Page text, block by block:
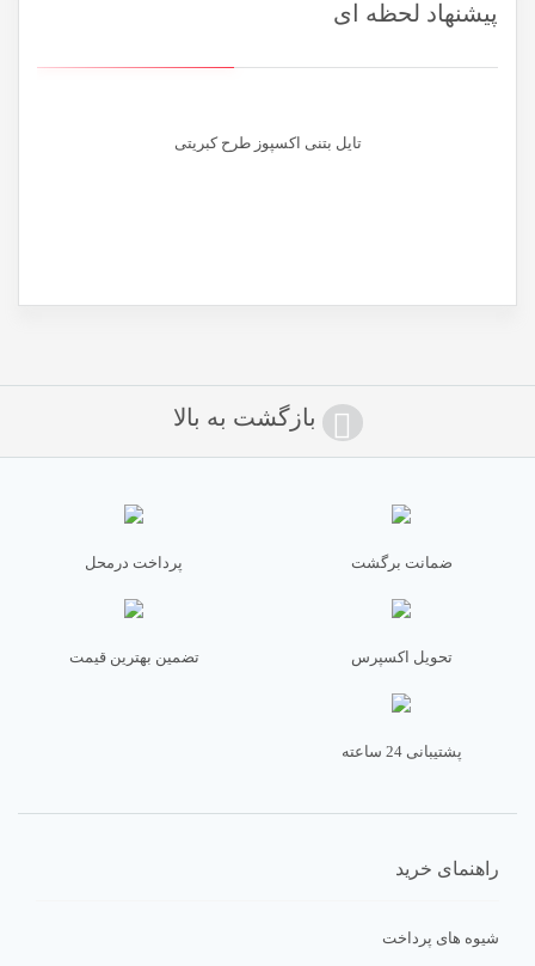
پیشنهاد لحظه ای
تایل بتنی اکسپوز طرح کبریتی
بازگشت به بالا
ضمانت برگشت پرداخت درمحل
تحویل اکسپرس تضمین بهترین قیمت
پشتیبانی 24 ساعته
راهنمای خرید
شیوه های پرداخت